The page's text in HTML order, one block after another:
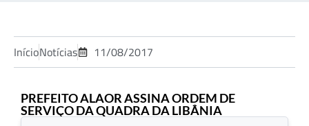
InícioNotícias 11/08/2017
PREFEITO ALAOR ASSINA ORDEM DE
SERVIÇO DA QUADRA DA LIBÂNIA